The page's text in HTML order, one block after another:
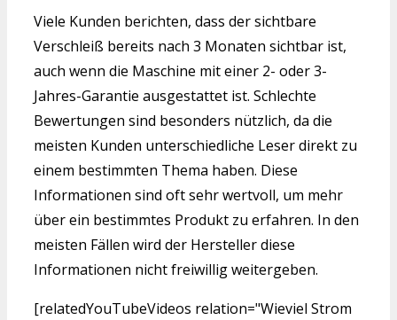
Viele Kunden berichten, dass der sichtbare
Verschleiß bereits nach 3 Monaten sichtbar ist,
auch wenn die Maschine mit einer 2- oder 3-
Jahres-Garantie ausgestattet ist. Schlechte
Bewertungen sind besonders nützlich, da die
meisten Kunden unterschiedliche Leser direkt zu
einem bestimmten Thema haben. Diese
Informationen sind oft sehr wertvoll, um mehr
über ein bestimmtes Produkt zu erfahren. In den
meisten Fällen wird der Hersteller diese
Informationen nicht freiwillig weitergeben.
[relatedYouTubeVideos relation="Wieviel Strom